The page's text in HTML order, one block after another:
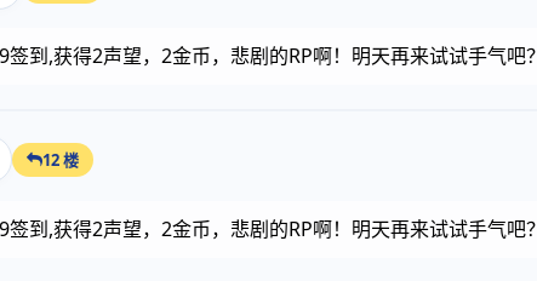
签到,获得2声望，2金币，悲剧的RP啊！明天再来试试手气吧？
12 楼
签到,获得2声望，2金币，悲剧的RP啊！明天再来试试手气吧？